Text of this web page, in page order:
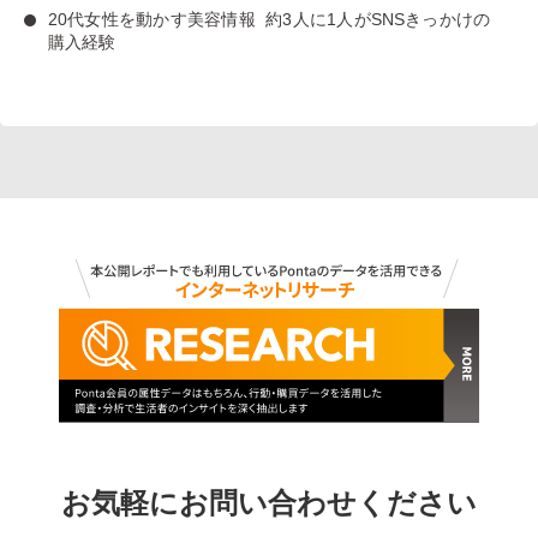
20代女性を動かす美容情報約3人に1人がSNSきっかけの
購入経験
お気軽にお問い合わせください